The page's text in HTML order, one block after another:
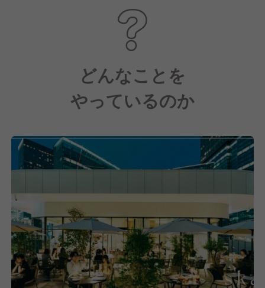
上、月間労働時間200h以下》
ワークライフバランスの充実
および休みの日はしっかり身
体を休めて欲しいです！
どんなことを
やっているのか